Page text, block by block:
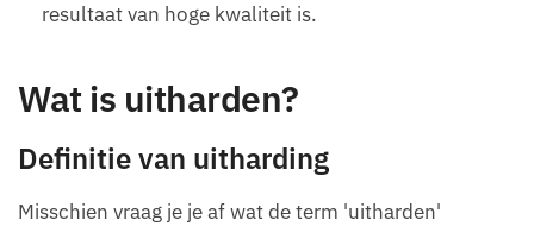
resultaat van hoge kwaliteit is.
Wat is uitharden?
Definitie van uitharding
Misschien vraag je je af wat de term 'uitharden'